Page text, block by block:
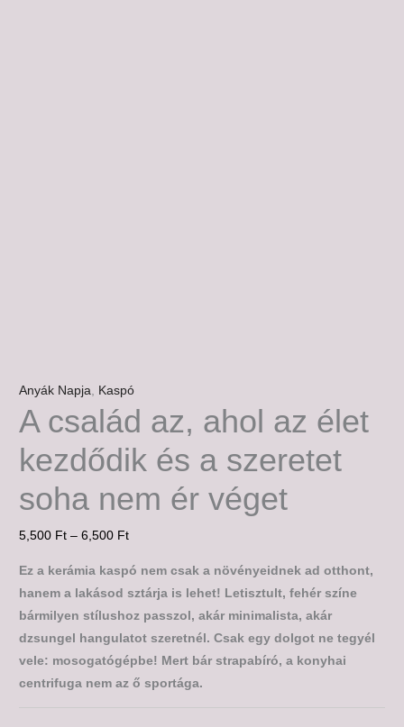
Anyák Napja, Kaspó
A család az, ahol az élet
kezdődik és a szeretet
soha nem ér véget
5,500 Ft – 6,500 Ft
Ez a kerámia kaspó nem csak a növényeidnek ad otthont,
hanem a lakásod sztárja is lehet! Letisztult, fehér színe
bármilyen stílushoz passzol, akár minimalista, akár
dzsungel hangulatot szeretnél. Csak egy dolgot ne tegyél
vele: mosogatógépbe! Mert bár strapabíró, a konyhai
centrifuga nem az ő sportága.